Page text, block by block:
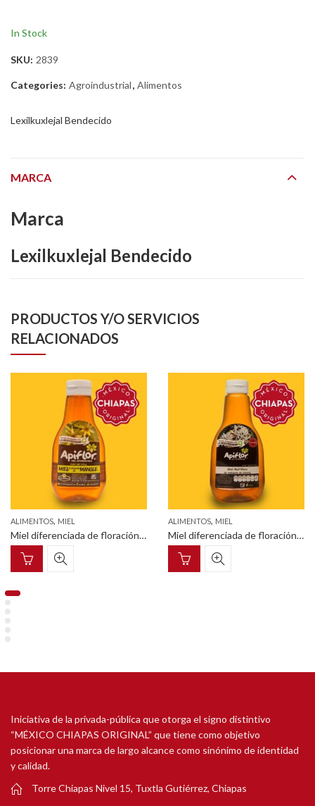
In Stock
SKU: 2839
Categories: Agroindustrial, Alimentos
Lexilkuxlejal Bendecido
MARCA
Marca
Lexilkuxlejal Bendecido
PRODUCTOS Y/O SERVICIOS
RELACIONADOS
ALIMENTOS, MIEL
Miel diferenciada de floración de mangle pet squeezable con tapa dosificadora 375g
ALIMENTOS, MIEL
Miel diferenciada de floración de cafetal pet squeezable con tapa dosificadora 750g
Iniciativa de la privada-pública que otorga el signo distintivo
“MÉXICO CHIAPAS ORIGINAL” que tiene como objetivo
posicionar una marca de largo alcance como sinónimo de identidad
y calidad.
Torre Chiapas Nivel 15, Tuxtla Gutiérrez, Chiapas